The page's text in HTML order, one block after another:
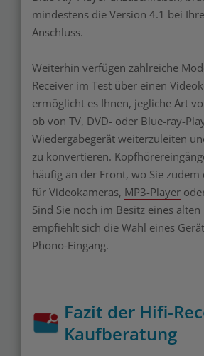
mindestens die Version 4.1 bei
Anschluss.
Weiterhin verfügen zahlreiche
Receiver im Test über einen
ermöglicht es Ihnen, jegliche Art
ob von TV, DVD- oder Blue-ray-
Wiedergabegerät weiterzuleiten
zu konvertieren.
häufig an der Front, wo Sie zudem
für Videokameras, MP3-Player
Sind Sie noch im Besitz eines
empfiehlt sich die Wahl eines
Phono-Eingang.
Fazit der Hifi-
Kaufberatung